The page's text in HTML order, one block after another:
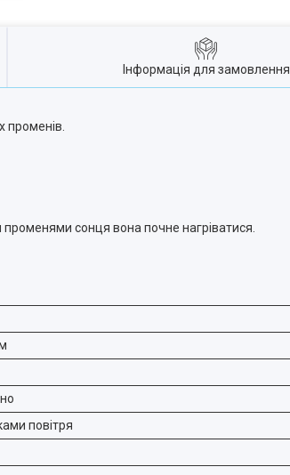
Інформація для замовлення
променів.
сонця вона почне нагріватися.
повітря